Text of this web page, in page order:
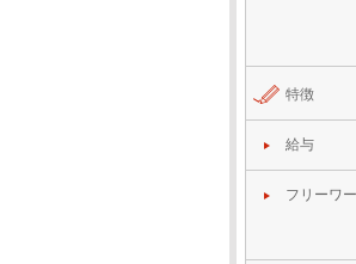
特徴
給与
フリーワ